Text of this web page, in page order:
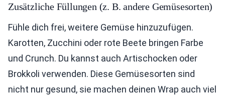
Zusätzliche Füllungen (z. B. andere Gemüsesorten)
Fühle dich frei, weitere Gemüse hinzuzufügen.
Karotten, Zucchini oder rote Beete bringen Farbe
und Crunch. Du kannst auch Artischocken oder
Brokkoli verwenden. Diese Gemüsesorten sind
nicht nur gesund, sie machen deinen Wrap auch viel